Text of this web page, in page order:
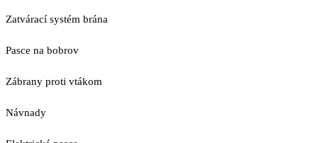
Zatvárací systém brána
Pasce na bobrov
Zábrany proti vtákom
Návnady